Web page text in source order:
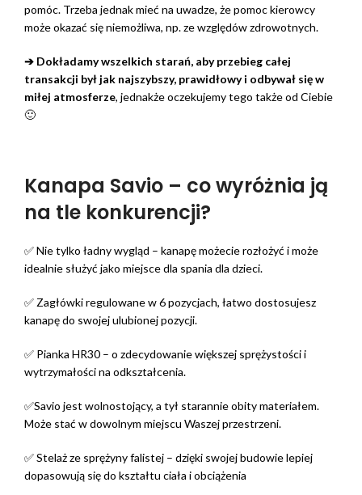
pomóc. Trzeba jednak mieć na uwadze, że pomoc kierowcy
może okazać się niemożliwa, np. ze względów zdrowotnych.
➔ Dokładamy wszelkich starań, aby przebieg całej
transakcji był jak najszybszy, prawidłowy i odbywał się w
miłej atmosferze, jednakże oczekujemy tego także od Ciebie
🙂
Kanapa Savio – co wyróżnia ją
na tle konkurencji?
✅ Nie tylko ładny wygląd – kanapę możecie rozłożyć i może
idealnie służyć jako miejsce dla spania dla dzieci.
✅ Zagłówki regulowane w 6 pozycjach, łatwo dostosujesz
kanapę do swojej ulubionej pozycji.
✅ Pianka HR30 – o zdecydowanie większej sprężystości i
wytrzymałości na odkształcenia.
✅Savio jest wolnostojący, a tył starannie obity materiałem.
Może stać w dowolnym miejscu Waszej przestrzeni.
✅ Stelaż ze sprężyny falistej – dzięki swojej budowie lepiej
dopasowują się do kształtu ciała i obciążenia